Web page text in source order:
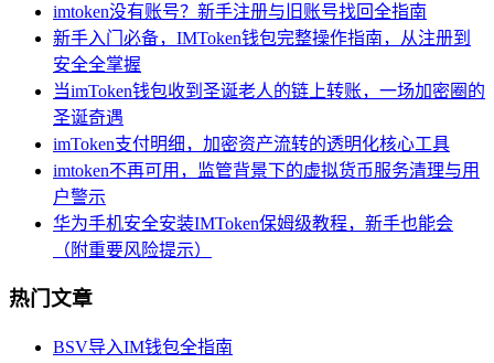
imtoken没有账号？新手注册与旧账号找回全指南
新手入门必备，IMToken钱包完整操作指南，从注册到
安全全掌握
当imToken钱包收到圣诞老人的链上转账，一场加密圈的
圣诞奇遇
imToken支付明细，加密资产流转的透明化核心工具
imtoken不再可用，监管背景下的虚拟货币服务清理与用
户警示
华为手机安全安装IMToken保姆级教程，新手也能会
（附重要风险提示）
热门文章
BSV导入IM钱包全指南